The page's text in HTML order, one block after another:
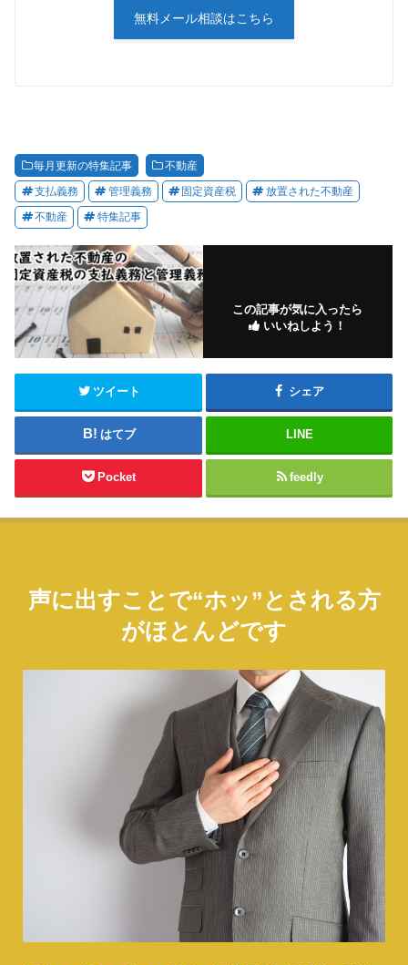
無料メール相談はこちら
毎月更新の特集記事 不動産
支払義務 管理義務 固定資産税 放置された不動産
不動産 特集記事
この記事が気に入ったら
いいねしよう！
ツイート シェア
はてブ LINE
Pocket feedly
声に出すことで“ホッ”とされる方
がほとんどです